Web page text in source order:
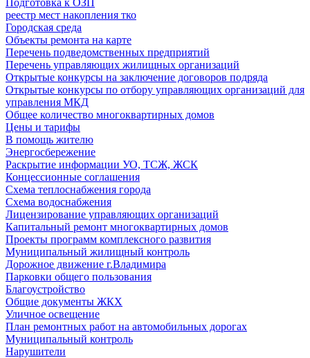
Подготовка к ОЗП
реестр мест накопления тко
Городская среда
Объекты ремонта на карте
Перечень подведомственных предприятий
Перечень управляющих жилищных организаций
Открытые конкурсы на заключение договоров подряда
Открытые конкурсы по отбору управляющих организаций для
управления МКД
Общее количество многоквартирных домов
Цены и тарифы
В помощь жителю
Энергосбережение
Раскрытие информации УО, ТСЖ, ЖСК
Концессионные соглашения
Схема теплоснабжения города
Схема водоснабжения
Лицензирование управляющих организаций
Капитальный ремонт многоквартирных домов
Проекты программ комплексного развития
Муниципальный жилищный контроль
Дорожное движение г.Владимира
Парковки общего пользования
Благоустройство
Общие документы ЖКХ
Уличное освещение
План ремонтных работ на автомобильных дорогах
Муниципальный контроль
Нарушители